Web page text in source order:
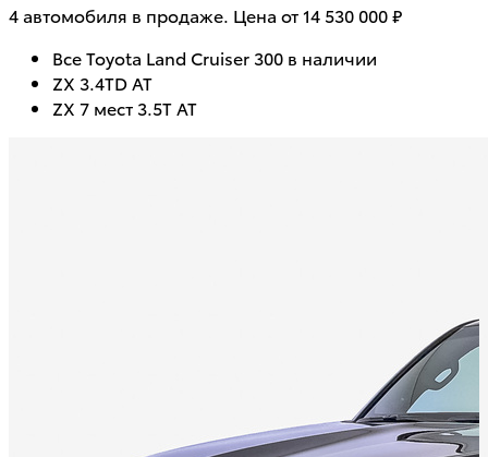
4 автомобиля в продаже. Цена от 14 530 000 ₽
Все Toyota Land Cruiser 300 в наличии
ZX 3.4TD AT
ZX 7 мест 3.5T AT